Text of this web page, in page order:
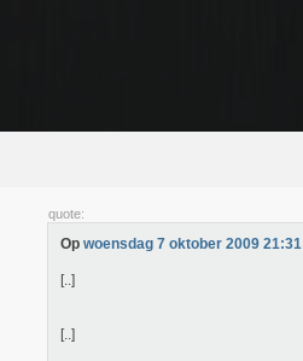
quote:
Op woensdag 7 oktober 2009 21:31
[..]
[..]